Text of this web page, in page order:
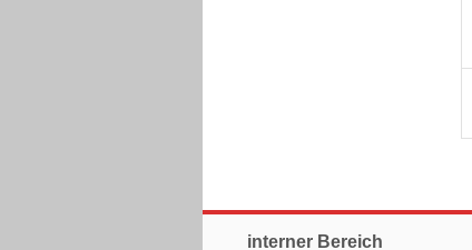
interner Bereich